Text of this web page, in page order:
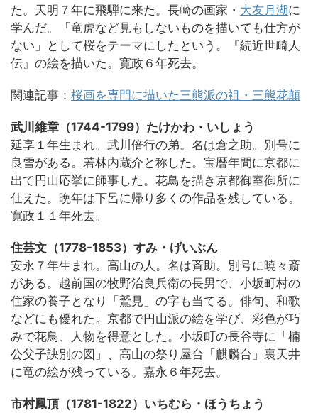
た。天明７年に飛騨に来た。長崎の画家・ 大友月湖に
学んだ。「竜虎など見もしないものを描いても仕方が
ない」として桜をテーマにしたという。『続近世畸人
伝』の絵を描いた。寛政６年死去。
関連記事： 桜画を専門に描いた三熊派の祖・三熊花顛
武川維章（1744-1799）たけかわ・いしょう
延享１年生まれ。武川倍行の弟。名は倉之助。別号に
良雪がある。若林内蔵介と称した。宝暦年間に京都に
出て円山応挙に師事した。花鳥を描き京都御室御所に
仕えた。晩年は下呂に帰り多くの作品を残している。
寛政１１年死去。
住芸文（1778-1853）すみ・げいぶん
安永７年生まれ。高山の人。名は斉助。別号に暁々斎
がある。越前国の牧野治良兵衛の長男で、小坂町村の
住家の養子となり「鷲見」の字も当てる。俳句、和歌
などにも優れた。京都で円山派の絵を学び、彩色が巧
みで花鳥、人物を得意とした。小坂町の長谷寺に「楠
公父子訣別の図」、高山の祭り屋台「麒麟台」裏天井
に竜の絵が残っている。嘉永６年死去。
市村鳳頂（1781-1822）いちむら・ほうちょう